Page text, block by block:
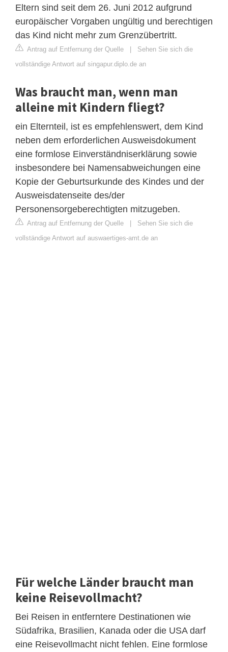
Eltern sind seit dem 26. Juni 2012 aufgrund
europäischer Vorgaben ungültig und berechtigen
das Kind nicht mehr zum Grenzübertritt.
Antrag auf Entfernung der Quelle | Sehen Sie sich die
vollständige Antwort auf singapur.diplo.de an
Was braucht man, wenn man
alleine mit Kindern fliegt?
ein Elternteil, ist es empfehlenswert, dem Kind
neben dem erforderlichen Ausweisdokument
eine formlose Einverständniserklärung sowie
insbesondere bei Namensabweichungen eine
Kopie der Geburtsurkunde des Kindes und der
Ausweisdatenseite des/der
Personensorgeberechtigten mitzugeben.
Antrag auf Entfernung der Quelle | Sehen Sie sich die
vollständige Antwort auf auswaertiges-amt.de an
Für welche Länder braucht man
keine Reisevollmacht?
Bei Reisen in entferntere Destinationen wie
Südafrika, Brasilien, Kanada oder die USA darf
eine Reisevollmacht nicht fehlen. Eine formlose